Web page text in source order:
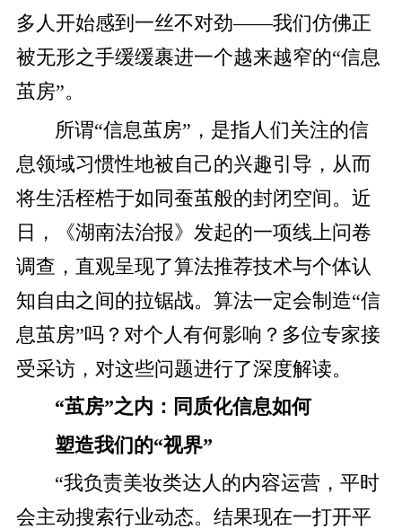
多人开始感到一丝不对劲——我们仿佛正
被无形之手缓缓裹进一个越来越窄的“信息
茧房”。
所谓“信息茧房”，是指人们关注的信
息领域习惯性地被自己的兴趣引导，从而
将生活桎梏于如同蚕茧般的封闭空间。近
日，《湖南法治报》发起的一项线上问卷
调查，直观呈现了算法推荐技术与个体认
知自由之间的拉锯战。算法一定会制造“信
息茧房”吗？对个人有何影响？多位专家接
受采访，对这些问题进行了深度解读。
“茧房”之内：同质化信息如何
塑造我们的“视界”
“我负责美妆类达人的内容运营，平时
会主动搜索行业动态。结果现在一打开平